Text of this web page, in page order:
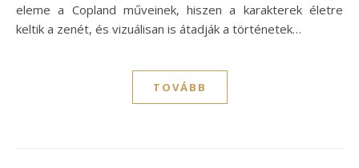
eleme a Copland műveinek, hiszen a karakterek életre
keltik a zenét, és vizuálisan is átadják a történetek…
TOVÁBB